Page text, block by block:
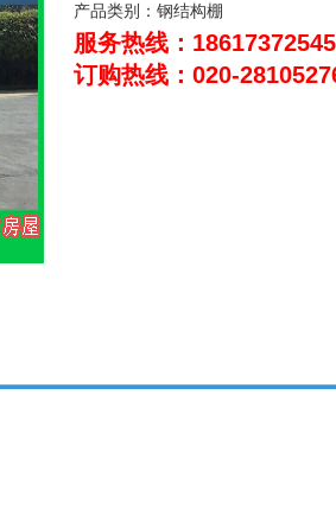
产品类别：钢结构棚
服务热线：18617372545
订购热线： 020-